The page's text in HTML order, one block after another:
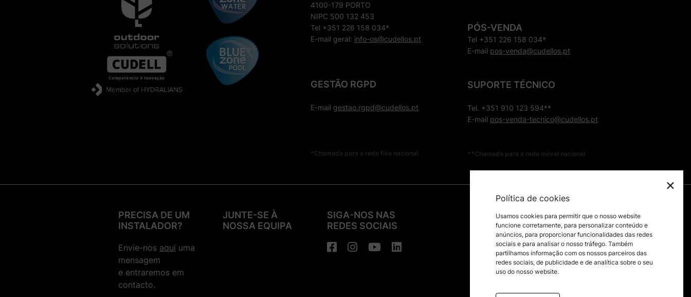
Rega Agrícola
Eletroválvulas, Válvulas e
Programadores
Fertirrega
Acessórios em PVC
Braçadeiras Clip, Teflon, Produtos
de Limpeza e Colas
Tubagens e Ferramenta
Bombas de Água
4100-179 PORTO
NIPC 500 132 453
Tel +351 226 158 034*
E-mail geral: info-os@cudellos.pt
GESTÃO RGPD
E-mail gestao.rgpd@cudellos.pt
*Chamada para a rede fixa nacional
PÓS-VENDA
Tel +351 226 158 034*
E-mail pos-venda@cudellos.pt
SUPORTE TÉCNICO
Tel. +351 910 123 594**
E-mail pos-venda-tecnico@cudellos.pt
**Chamada para a rede móvel nacional
PRECISA DE UM
INSTALADOR?
Envie-nos aqui uma
mensagem
e entraremos em
contacto.
JUNTE-SE À
NOSSA EQUIPA
SIGA-NOS NAS
REDES SOCIAIS
×
Política de cookies
Usamos cookies para permitir que o nosso website
funcione corretamente, para personalizar conteúdo e
anúncios, para proporcionar funcionalidades das redes
sociais e para analisar o nosso tráfego. Também
partilhamos informação com os nossos parceiros das
redes sociais, de publicidade e de analítica sobre o seu
uso do nosso website.